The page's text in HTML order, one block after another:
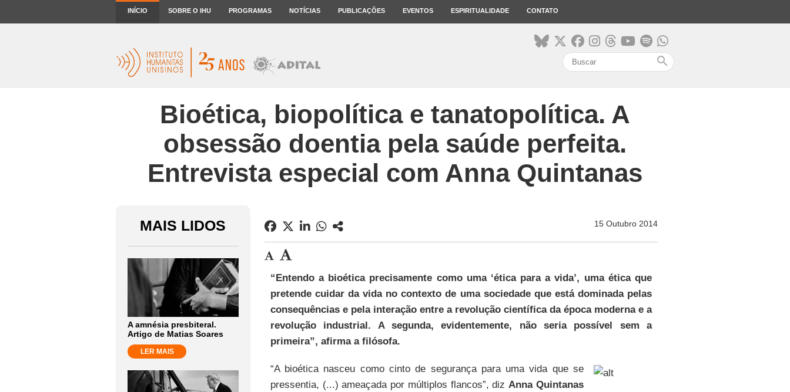
INÍCIO SOBRE O IHU PROGRAMAS NOTÍCIAS PUBLICAÇÕES EVENTOS ESPIRITUALIDADE CONTATO
search
Bioética, biopolítica e tanatopolítica. A
obsessão doentia pela saúde perfeita.
Entrevista especial com Anna Quintanas
MAIS LIDOS
A amnésia presbiteral.
Artigo de Matias Soares
LER MAIS
15 Outubro 2014
“Entendo a bioética precisamente como uma ‘ética para a vida’, uma ética que
pretende cuidar da vida no contexto de uma sociedade que está dominada pelas
consequências e pela interação entre a revolução científica da época moderna e a
revolução industrial. A segunda, evidentemente, não seria possível sem a
primeira”, afirma a filósofa.
“A bioética nasceu como cinto de segurança para uma vida que se
pressentia, (...) ameaçada por múltiplos flancos”, dizAnna Quintanas